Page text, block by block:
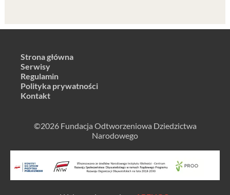
Strona główna
Serwisy
Regulamin
Polityka prywatności
Kontakt
©2026 Fundacja Odtworzeniowa Dziedzictwa
Narodowego